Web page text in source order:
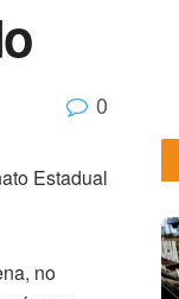
0
Estadual
no